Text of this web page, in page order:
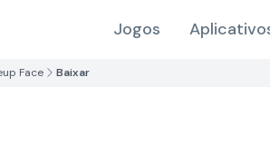
Jogos
Face Baixar